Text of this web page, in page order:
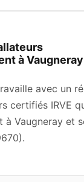
à
avec un
certifiés IRVE
à Vaugneray et